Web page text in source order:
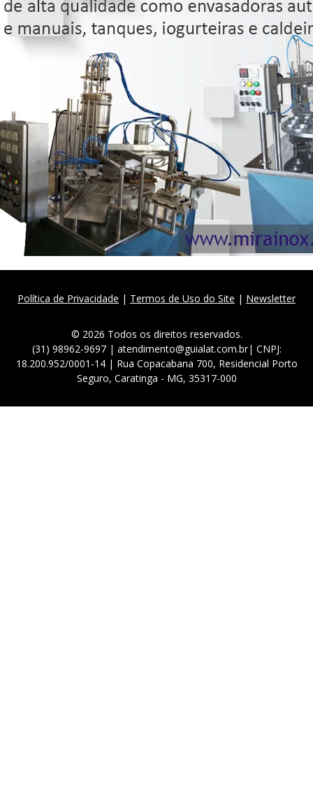
Política de Privacidade | Termos de Uso do Site | Newsletter
© 2026 Todos os direitos reservados.
(31) 98962-9697 | atendimento@guialat.com.br| CNPJ:
18.200.952/0001-14 | Rua Copacabana 700, Residencial Porto
Seguro, Caratinga - MG, 35317-000